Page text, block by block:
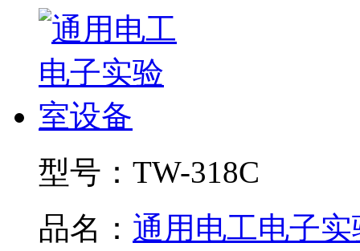
型号： TW-318C
品名： 通用电工电子实